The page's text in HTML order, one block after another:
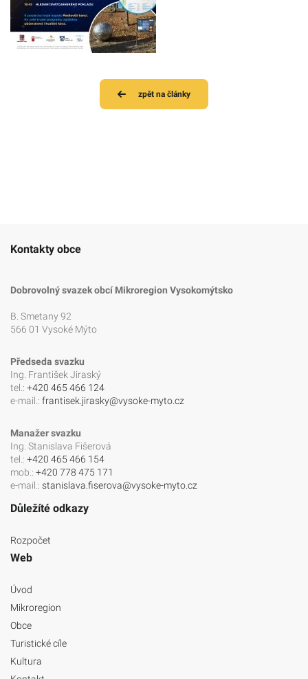
zpět na články
Kontakty obce
Dobrovolný svazek obcí Mikroregion Vysokomýtsko
B. Smetany 92
566 01 Vysoké Mýto
Předseda svazku
Ing. František Jiraský
tel.: +420 465 466 124
e-mail.: frantisek.jirasky@vysoke-myto.cz
Manažer svazku
Ing. Stanislava Fišerová
tel.: +420 465 466 154
mob.: +420 778 475 171
e-mail.: stanislava.fiserova@vysoke-myto.cz
Důležíté odkazy
Rozpočet
Web
Úvod
Mikroregion
Obce
Turistické cíle
Kultura